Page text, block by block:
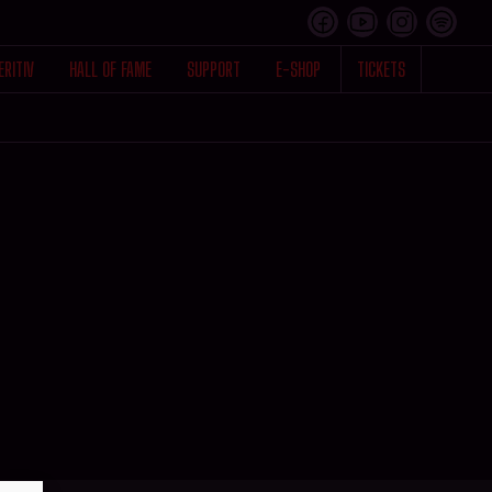
HALL OF FAME SUPPORT E-SHOP TICKETS